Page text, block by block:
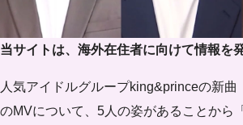
当サイトは、海外在住者に向けて情報を
人気アイドルグループking&princeの新曲
のMVについて、5人の姿があることから